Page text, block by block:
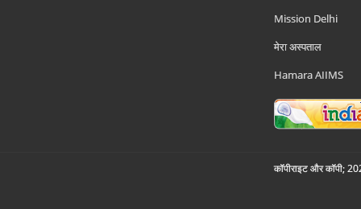
Mission Delhi
मेरा अस्पताल
Hamara AIIMS
कॉपीराइट और कॉपी;